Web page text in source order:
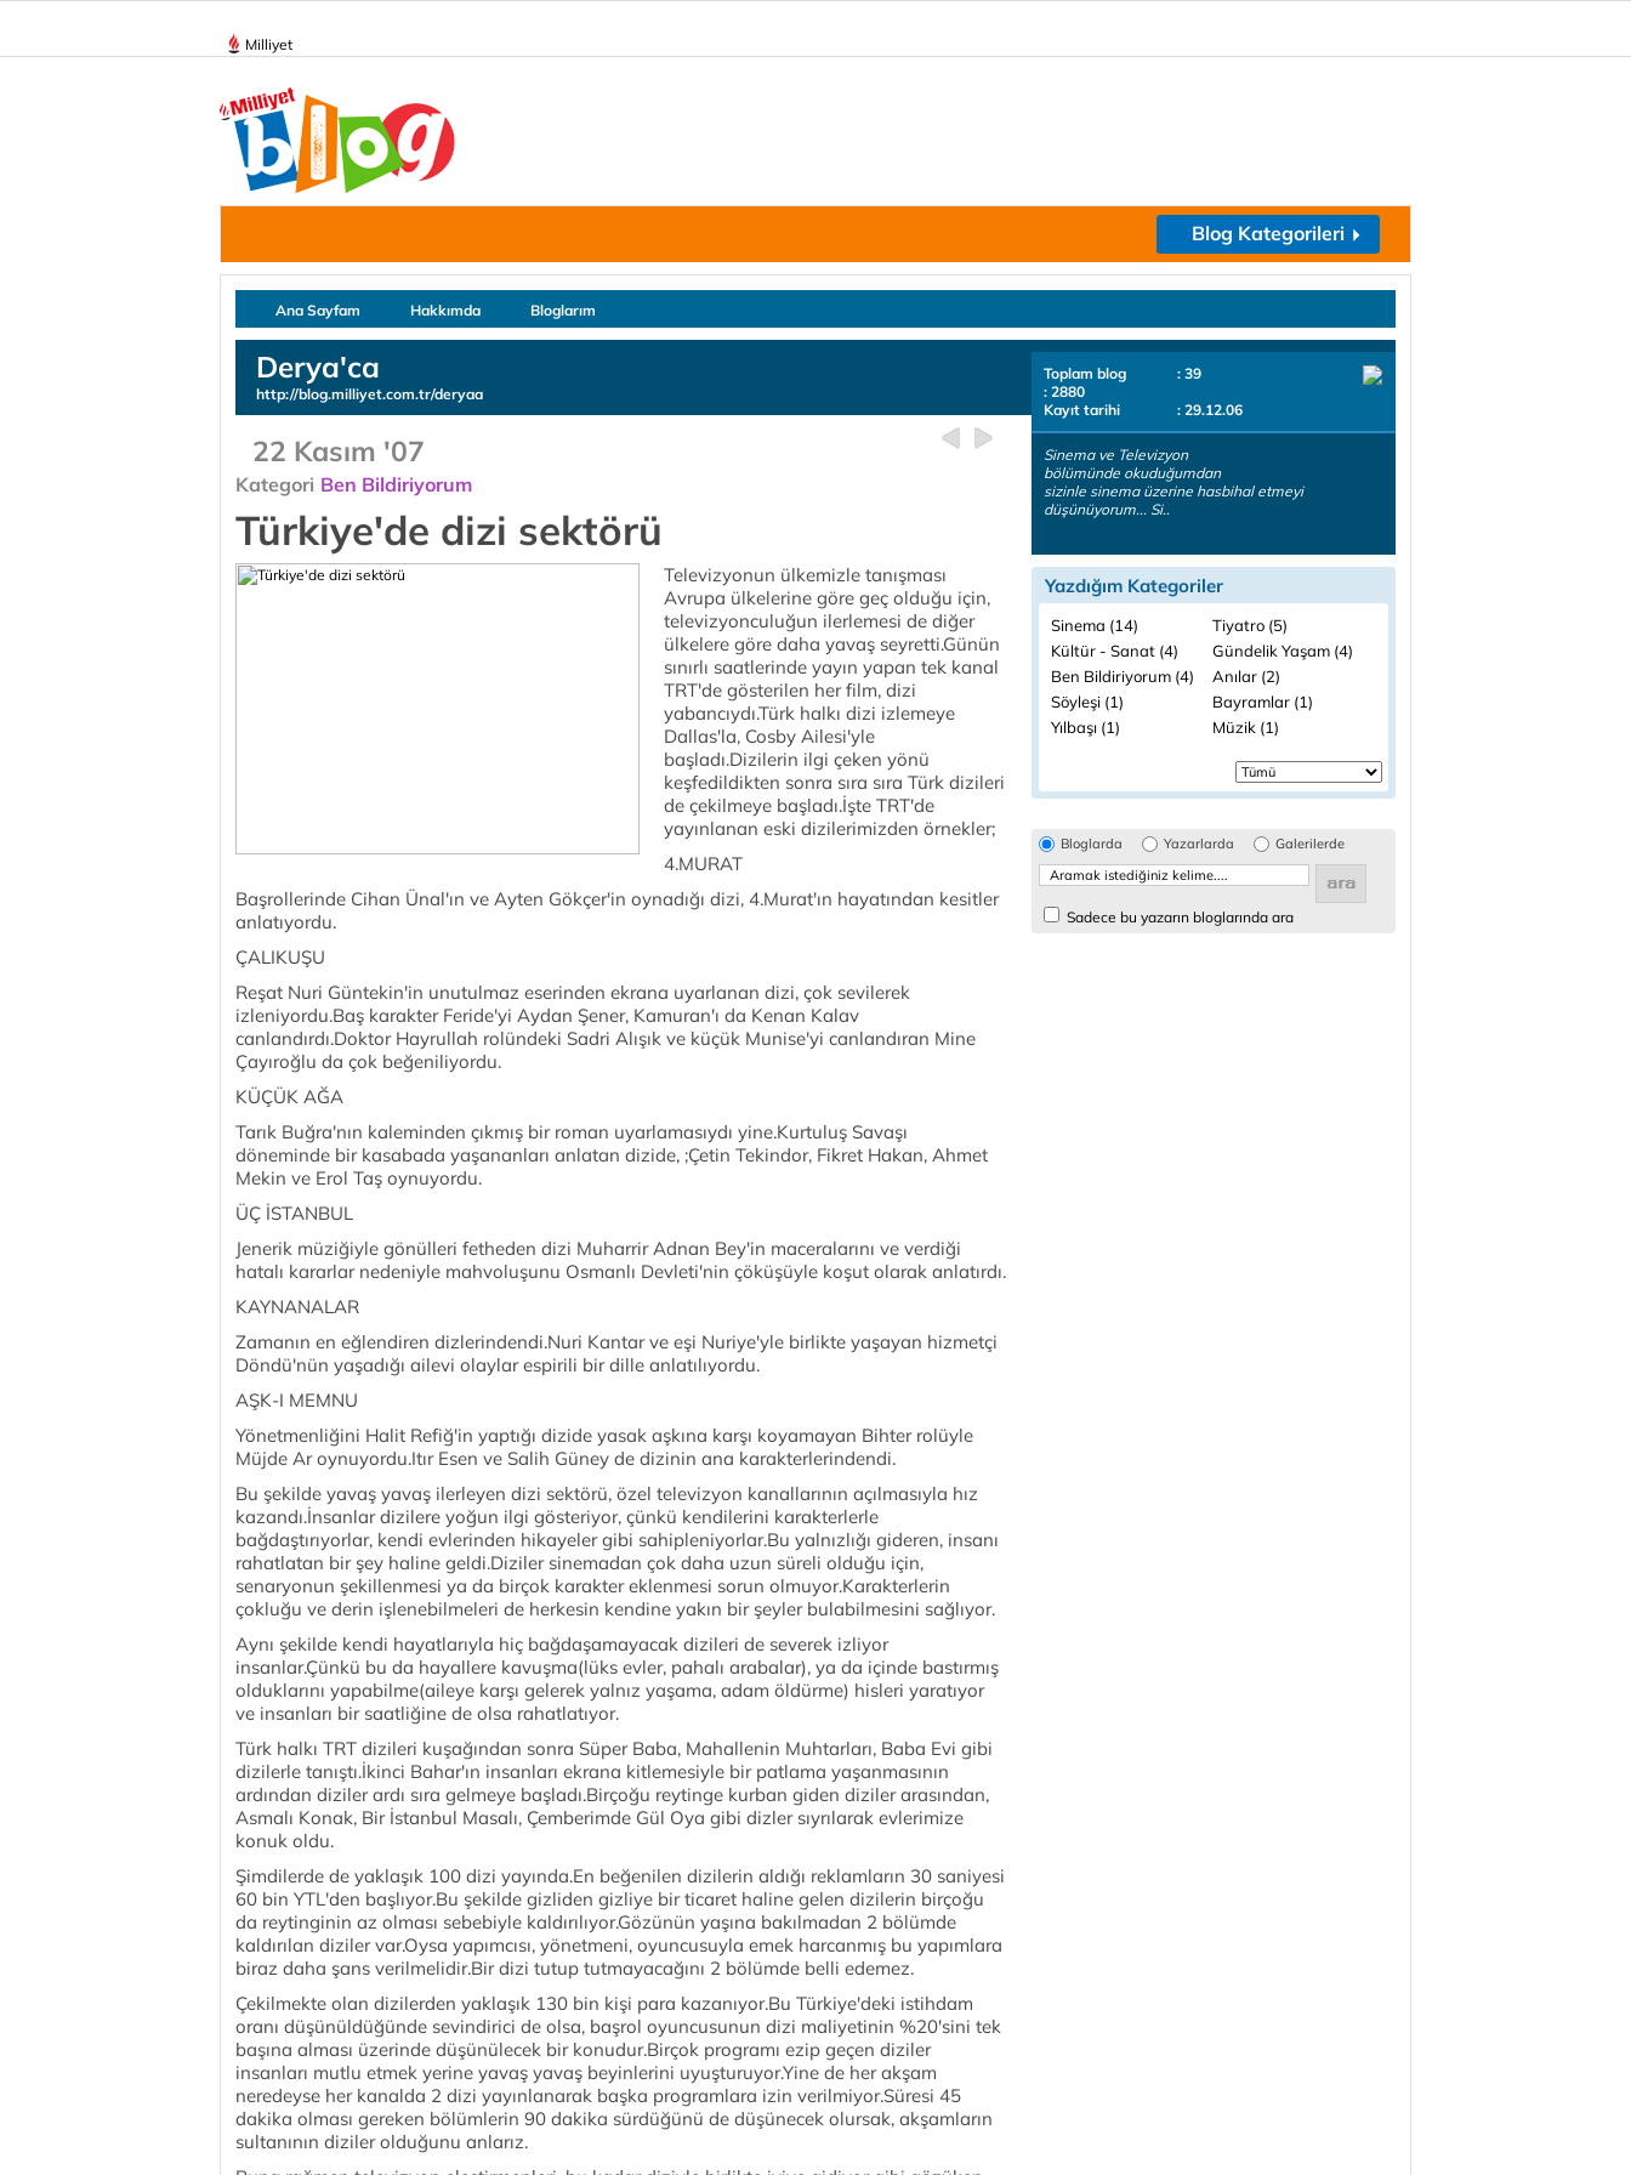
Milliyet
Blog Kategorileri
Ana Sayfam Hakkımda Bloglarım
Derya'ca
http://blog.milliyet.com.tr/deryaa
22 Kasım '07
Kategori Ben Bildiriyorum
Türkiye'de dizi sektörü
Televizyonun ülkemizle tanışması
Avrupa ülkelerine göre geç olduğu için,
televizyonculuğun ilerlemesi de diğer
ülkelere göre daha yavaş seyretti.Günün
sınırlı saatlerinde yayın yapan tek kanal
TRT'de gösterilen her film, dizi
yabancıydı.Türk halkı dizi izlemeye
Dallas'la, Cosby Ailesi'yle
başladı.Dizilerin ilgi çeken yönü
keşfedildikten sonra sıra sıra Türk dizileri
de çekilmeye başladı.İşte TRT'de
yayınlanan eski dizilerimizden örnekler;
4.MURAT
Başrollerinde Cihan Ünal'ın ve Ayten Gökçer'in oynadığı dizi, 4.Murat'ın hayatından kesitler
anlatıyordu.
ÇALIKUŞU
Reşat Nuri Güntekin'in unutulmaz eserinden ekrana uyarlanan dizi, çok sevilerek
izleniyordu.Baş karakter Feride'yi Aydan Şener, Kamuran'ı da Kenan Kalav
canlandırdı.Doktor Hayrullah rolündeki Sadri Alışık ve küçük Munise'yi canlandıran Mine
Çayıroğlu da çok beğeniliyordu.
KÜÇÜK AĞA
Tarık Buğra'nın kaleminden çıkmış bir roman uyarlamasıydı yine.Kurtuluş Savaşı
döneminde bir kasabada yaşananları anlatan dizide, ;Çetin Tekindor, Fikret Hakan, Ahmet
Mekin ve Erol Taş oynuyordu.
ÜÇ İSTANBUL
Jenerik müziğiyle gönülleri fetheden dizi Muharrir Adnan Bey'in maceralarını ve verdiği
hatalı kararlar nedeniyle mahvoluşunu Osmanlı Devleti'nin çöküşüyle koşut olarak anlatırdı.
KAYNANALAR
Zamanın en eğlendiren dizlerindendi.Nuri Kantar ve eşi Nuriye'yle birlikte yaşayan hizmetçi
Döndü'nün yaşadığı ailevi olaylar espirili bir dille anlatılıyordu.
AŞK-I MEMNU
Yönetmenliğini Halit Refiğ'in yaptığı dizide yasak aşkına karşı koyamayan Bihter rolüyle
Müjde Ar oynuyordu.Itır Esen ve Salih Güney de dizinin ana karakterlerindendi.
Bu şekilde yavaş yavaş ilerleyen dizi sektörü, özel televizyon kanallarının açılmasıyla hız
kazandı.İnsanlar dizilere yoğun ilgi gösteriyor, çünkü kendilerini karakterlerle
bağdaştırıyorlar, kendi evlerinden hikayeler gibi sahipleniyorlar.Bu yalnızlığı gideren, insanı
rahatlatan bir şey haline geldi.Diziler sinemadan çok daha uzun süreli olduğu için,
senaryonun şekillenmesi ya da birçok karakter eklenmesi sorun olmuyor.Karakterlerin
çokluğu ve derin işlenebilmeleri de herkesin kendine yakın bir şeyler bulabilmesini sağlıyor.
Aynı şekilde kendi hayatlarıyla hiç bağdaşamayacak dizileri de severek izliyor
insanlar.Çünkü bu da hayallere kavuşma(lüks evler, pahalı arabalar), ya da içinde bastırmış
olduklarını yapabilme(aileye karşı gelerek yalnız yaşama, adam öldürme) hisleri yaratıyor
ve insanları bir saatliğine de olsa rahatlatıyor.
Türk halkı TRT dizileri kuşağından sonra Süper Baba, Mahallenin Muhtarları, Baba Evi gibi
dizilerle tanıştı.İkinci Bahar'ın insanları ekrana kitlemesiyle bir patlama yaşanmasının
ardından diziler ardı sıra gelmeye başladı.Birçoğu reytinge kurban giden diziler arasından,
Asmalı Konak, Bir İstanbul Masalı, Çemberimde Gül Oya gibi dizler sıyrılarak evlerimize
konuk oldu.
Şimdilerde de yaklaşık 100 dizi yayında.En beğenilen dizilerin aldığı reklamların 30 saniyesi
60 bin YTL'den başlıyor.Bu şekilde gizliden gizliye bir ticaret haline gelen dizilerin birçoğu
da reytinginin az olması sebebiyle kaldırılıyor.Gözünün yaşına bakılmadan 2 bölümde
kaldırılan diziler var.Oysa yapımcısı, yönetmeni, oyuncusuyla emek harcanmış bu yapımlara
biraz daha şans verilmelidir.Bir dizi tutup tutmayacağını 2 bölümde belli edemez.
Çekilmekte olan dizilerden yaklaşık 130 bin kişi para kazanıyor.Bu Türkiye'deki istihdam
oranı düşünüldüğünde sevindirici de olsa, başrol oyuncusunun dizi maliyetinin %20'sini tek
başına alması üzerinde düşünülecek bir konudur.Birçok programı ezip geçen diziler
insanları mutlu etmek yerine yavaş yavaş beyinlerini uyuşturuyor.Yine de her akşam
neredeyse her kanalda 2 dizi yayınlanarak başka programlara izin verilmiyor.Süresi 45
dakika olması gereken bölümlerin 90 dakika sürdüğünü de düşünecek olursak, akşamların
sultanının diziler olduğunu anlarız.
Toplam blog
: 39
: 2880
Kayıt tarihi
: 29.12.06
Sinema ve Televizyon
bölümünde okuduğumdan
sizinle sinema üzerine hasbihal etmeyi
düşünüyorum... Si..
Yazdığım Kategoriler
Sinema (14)
Tiyatro (5)
Kültür - Sanat (4)
Gündelik Yaşam (4)
Ben Bildiriyorum (4)
Anılar (2)
Söyleşi (1)
Bayramlar (1)
Yılbaşı (1)
Müzik (1)
Bloglarda Yazarlarda Galerilerde
Sadece bu yazarın bloglarında ara